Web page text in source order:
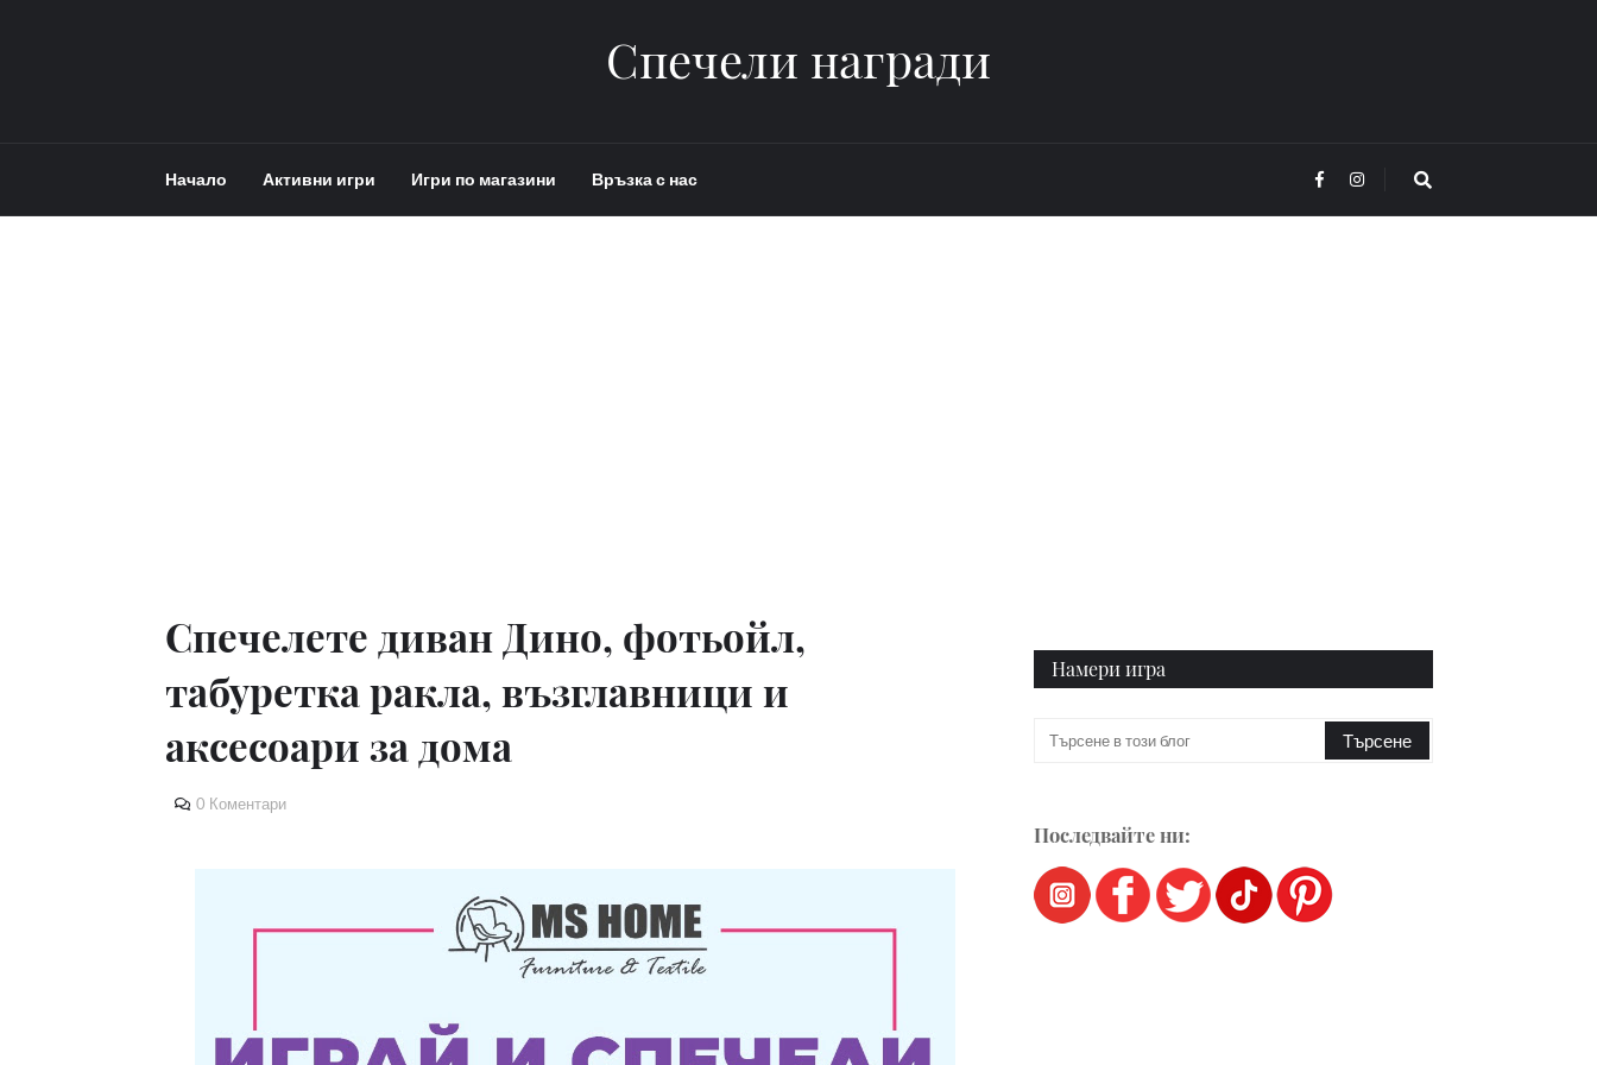
Спечели награди
Начало Активни игри Игри по магазини Връзка с нас
Спечелете диван Дино, фотьойл,
табуретка ракла, възглавници и
аксесоари за дома
0 Коментари
Намери игра
Последвайте ни: